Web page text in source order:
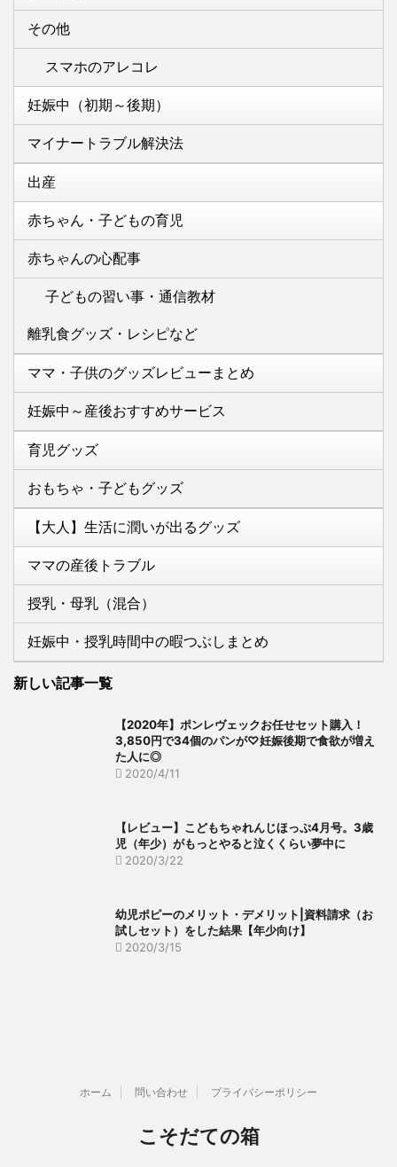
その他
スマホのアレコレ
妊娠中（初期～後期）
マイナートラブル解決法
出産
赤ちゃん・子どもの育児
赤ちゃんの心配事
子どもの習い事・通信教材
離乳食グッズ・レシピなど
ママ・子供のグッズレビューまとめ
妊娠中～産後おすすめサービス
育児グッズ
おもちゃ・子どもグッズ
【大人】生活に潤いが出るグッズ
ママの産後トラブル
授乳・母乳（混合）
妊娠中・授乳時間中の暇つぶしまとめ
新しい記事一覧
【2020年】ポンレヴェックお任せセット購入！
3,850円で34個のパンが♡妊娠後期で食欲が増え
た人に◎
2020/4/11
【レビュー】こどもちゃれんじほっぷ4月号。3歳
児（年少）がもっとやると泣くくらい夢中に
2020/3/22
幼児ポピーのメリット・デメリット|資料請求（お
試しセット）をした結果【年少向け】
2020/3/15
ホーム 問い合わせ プライバシーポリシー
こそだての箱